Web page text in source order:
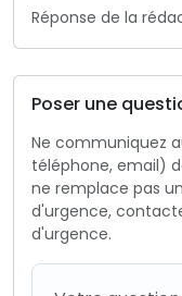
Réponse de la
Poser une
Ne communiquez
téléphone, email)
ne remplace pas
d'urgence,
d'urgence.